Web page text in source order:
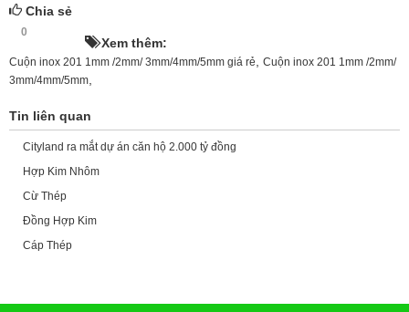
Chia sẻ
0
Xem thêm:
Cuộn inox 201 1mm /2mm/ 3mm/4mm/5mm giá rẻ
Cuộn inox 201 1mm /2mm/
3mm/4mm/5mm
Tin liên quan
Cityland ra mắt dự án căn hộ 2.000 tỷ đồng
Hợp Kim Nhôm
Cừ Thép
Đồng Hợp Kim
Cáp Thép